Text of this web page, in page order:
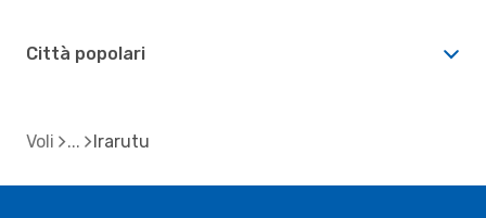
Città popolari
Voli Irarutu